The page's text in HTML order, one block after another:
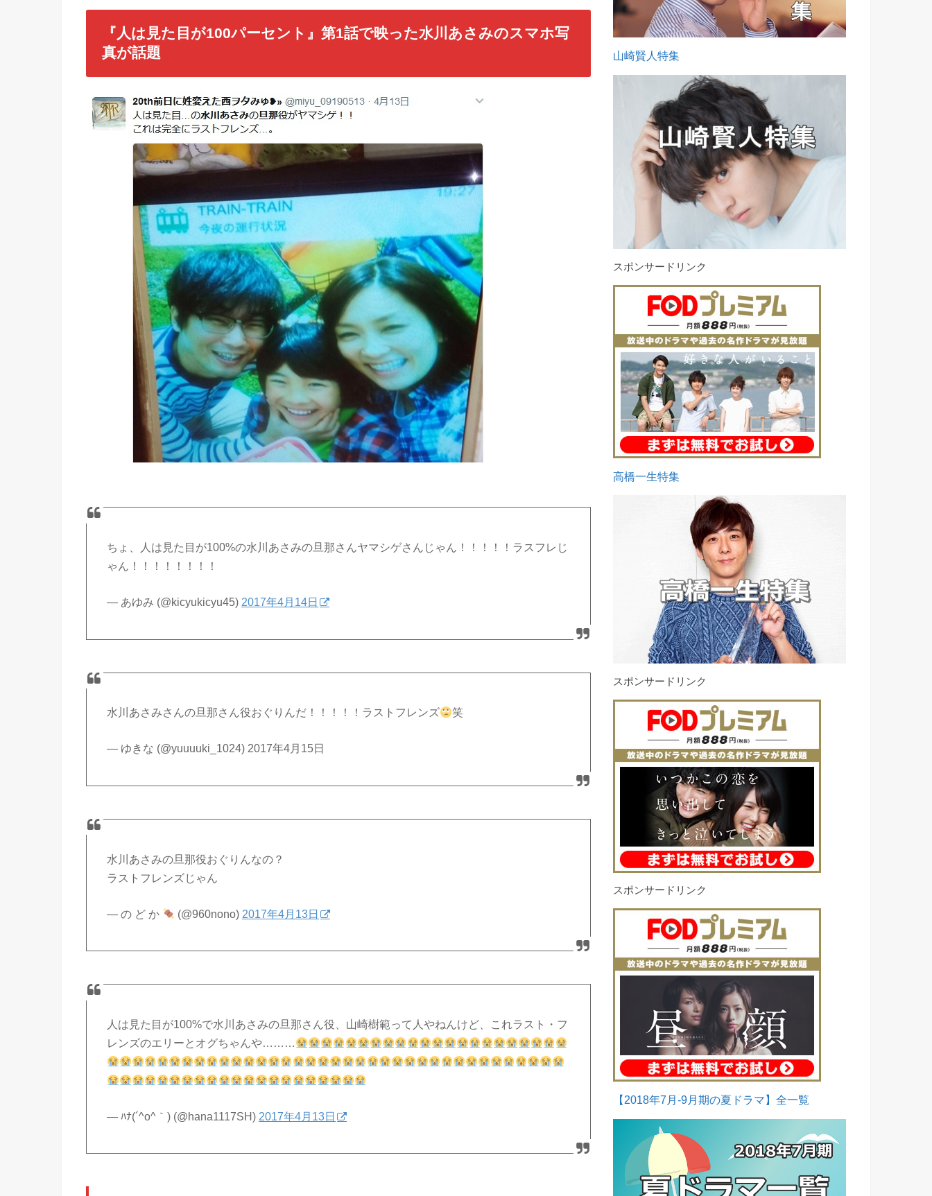
『人は見た目が100パーセント』第1話で映った水川あさみのスマホ写
真が話題
ちょ、人は見た目が100%の水川あさみの旦那さんヤマシゲさんじゃん！！！！！ラスフレじ
ゃん！！！！！！！！
— あゆみ (@kicyukicyu45) 2017年4月14日
水川あさみさんの旦那さん役おぐりんだ！！！！！ラストフレンズ 笑
— ゆきな (@yuuuuki_1024) 2017年4月15日
水川あさみの旦那役おぐりんなの？
ラストフレンズじゃん
— の ど か (@960nono) 2017年4月13日
人は見た目が100%で水川あさみの旦那さん役、山崎樹範って人やねんけど、これラスト・フ
レンズのエリーとオグちゃんや………
— ﾊﾅ(´^o^｀) (@hana1117SH) 2017年4月13日
山崎賢人特集
スポンサードリンク
高橋一生特集
スポンサードリンク
スポンサードリンク
【2018年7月-9月期の夏ドラマ】全一覧